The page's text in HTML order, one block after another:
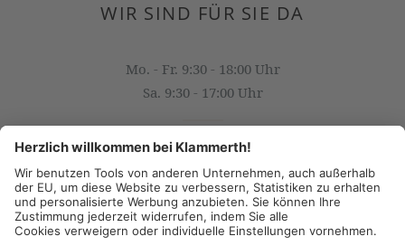
WIR SIND FÜR SIE DA
Mo. - Fr. 9:30 - 18:00 Uhr
Sa. 9:30 - 17:00 Uhr
OFFICE@KLAMMERTH.AT
+43 316 825 618 0